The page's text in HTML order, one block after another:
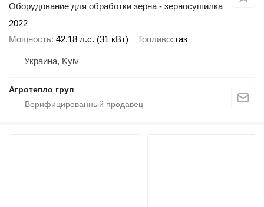
Оборудование для обработки зерна - зерносушилка
2022
Мощность 42.18 л.с. (31 кВт) Топливо газ
Украина, Kyiv
Агротепло груп